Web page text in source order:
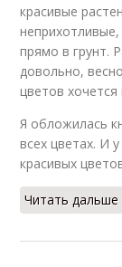
красивые
прямо в грунт.
довольно,
цветов
Я обложилась
всех цветах. И
красивых
Читать